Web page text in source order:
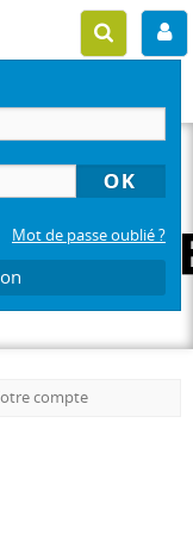
Mot de passe oublié ?
compte